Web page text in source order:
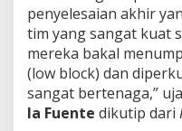
penyelesaian akhir
tim yang sangat kuat
mereka bakal
(low block) dan
sangat bertenaga,”
la Fuente dikutip dari